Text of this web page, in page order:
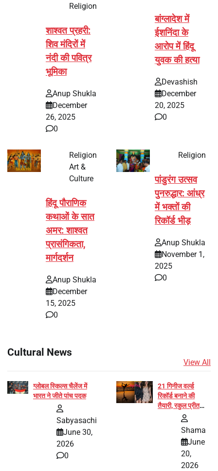
Religion
शाश्वत प्रहरी:
शिव मंदिरों में
नंदी की पवित्र
भूमिका
Anup Shukla
December
26, 2025
0
बांग्लादेश में
ईशनिंदा के
आरोप में हिंदू
युवक की हत्या
Devashish
December
20, 2025
0
Religion
Art &
Culture
हिंदू पौराणिक
कथाओं के सात
अमर: शाश्वत
प्रासंगिकता,
मार्गदर्शन
Anup Shukla
December
15, 2025
0
Religion
पांडुरंग उत्सव
पुनरुद्धार: आंध्र
में भक्तों की
रिकॉर्ड भीड़
Anup Shukla
November 1,
2025
0
Cultural News
View All
ग्लोबल स्किल्स चैलेंज में
भारत ने जीते पांच पदक
Sabyasachi
June 30,
2026
0
21 गिनीज वर्ल्ड
रिकॉर्ड बनाने की
तैयारी, रकुल प्रीत
और प्रज्ञा जायसवाल
बनीं योग अभियान का
Shama
June
20,
2026